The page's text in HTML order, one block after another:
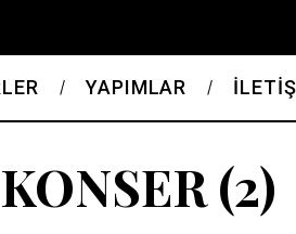
YAPIMLAR
(2)